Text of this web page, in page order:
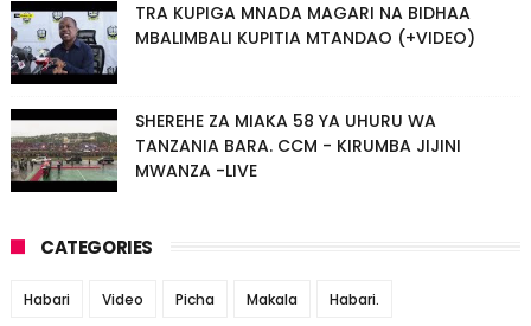
TRA KUPIGA MNADA MAGARI NA BIDHAA
MBALIMBALI KUPITIA MTANDAO (+VIDEO)
SHEREHE ZA MIAKA 58 YA UHURU WA
TANZANIA BARA. CCM - KIRUMBA JIJINI
MWANZA -LIVE
CATEGORIES
Habari Video Picha Makala Habari.